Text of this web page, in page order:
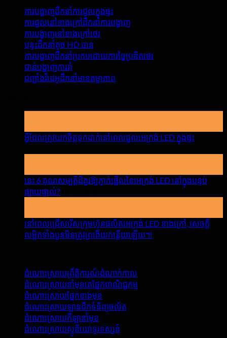
ការបង្ហាញដឹកនាំការជួលក្នុងផ្ទះ
ការជួលនៅខាងក្រៅដឹកនាំការបង្ហាញ
ការបង្ហាញនៅខាងក្រៅថេរ
បន្ទះដឹកនាំតូច HD បាន
ការបង្ហាញដឹកនាំប្រកបដោយការច្នៃប្រឌិតថេរ
ជាន់បង្ហាញការរាំ
ជញ្ជាំងវីដេអូដឹកនាំមានតម្លាភាព
អ្វីដែលត្រូវយកចិត្តទុកដាក់នៅពេលជួលអេក្រង់ LED ក្នុងផ្ទះ
ត្រូវយក
ចិត្ត
ពេលជួលអេ
ក្រង់
ផ្ទះ
នេះ 6 គុណសម្បត្តិដ៏គួរឱ្យភ្ញាក់ផ្អើលនៃអេក្រង់ LED នៅក្នុងបន្ទប់
ផ្សាយផ្ទាល់?
គុណ
សម្បត្តិ
ភ្ញាក់
ផ្អើល
នៃអេ
ក្រង់
LED
នៅ
ក្នុង
នៅពេលជ្រើសរើសក្រុមហ៊ុនផលិតអេក្រង់ LED ខាងក្រៅ, សេចក្តី
លម្អិតទាំងបួនមិនត្រូវព្រងើយកន្តើយឡើយ។!
ដំណោះស្រាយព្រឹត្តិការណ៍ដំណាក់កាល
ដំណោះស្រាយនាំមុខគេផ្នែកពាណិជ្ជកម្ម
ដំណោះស្រាយផ្នែកខាងមុខ
ដំណោះស្រាយឡានដឹកទំនិញចល័ត
ដំណោះស្រាយកីឡានាំមុខ
ដំណោះស្រាយស្ទូឌីយោទូរទស្សន៍